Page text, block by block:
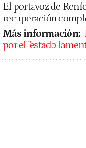
El portavoz de
recuperación
Más información:
por el "estado